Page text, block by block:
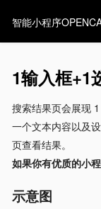
智能小程序
1输入框+1
搜索结果页会展现
一个文本内容以及
页查看结果。
如果你有优质的小
示意图